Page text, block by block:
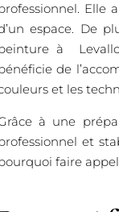
Elle
espace. De
à
de
et les
à une
et
faire